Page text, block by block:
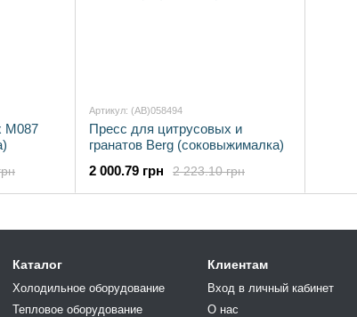
М087
Артикул: (AB)058494
Пресс для цитрусовых и
гранатов Berg (соковыжималка)
2 223.10 грн
2 000.79 грн
Каталог
Холодильное оборудование
Тепловое оборудование
Клиентам
Вход в личный кабинет
О нас